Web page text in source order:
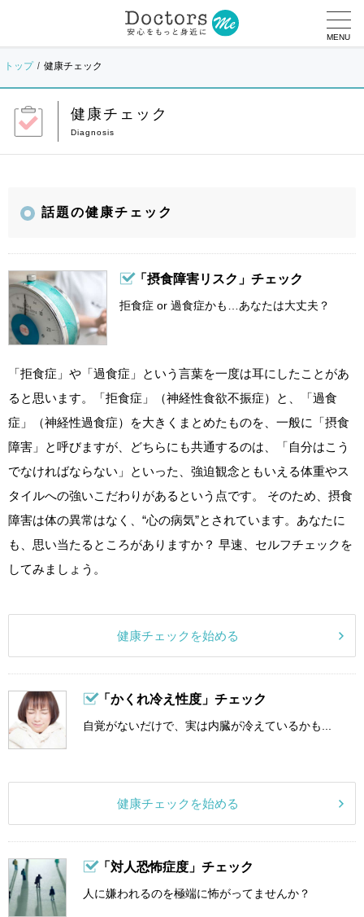
MENU
トップ 健康チェック
健康チェック
話題の健康チェック
「摂食障害リスク」チェック
拒食症 or 過食症かも…あなたは大丈夫？
「拒食症」や「過食症」という言葉を一度は耳にしたことがあ
ると思います。「拒食症」（神経性食欲不振症）と、「過食
症」（神経性過食症）を大きくまとめたものを、一般に「摂食
障害」と呼びますが、どちらにも共通するのは、「自分はこう
でなければならない」といった、強迫観念ともいえる体重やス
タイルへの強いこだわりがあるという点です。 そのため、摂食
障害は体の異常はなく、“心の病気”とされています。あなたに
も、思い当たるところがありますか？ 早速、セルフチェックを
してみましょう。
健康チェックを始める
「かくれ冷え性度」チェック
自覚がないだけで、実は内臓が冷えているかも...
健康チェックを始める
「対人恐怖症度」チェック
人に嫌われるのを極端に怖がってませんか？